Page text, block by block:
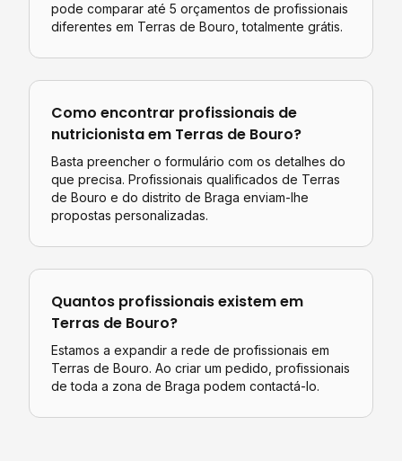
pode comparar até 5 orçamentos de profissionais
diferentes em Terras de Bouro , totalmente grátis.
Como encontrar profissionais de
nutricionistaem Terras de Bouro?
Basta preencher o formulário com os detalhes do
que precisa. Profissionais qualificados de Terras
de Bouro e do distrito de Braga enviam-lhe
propostas personalizadas.
Quantos profissionais existem em
Terras de Bouro?
Estamos a expandir a rede de profissionais em
Terras de Bouro. Ao criar um pedido, profissionais
de toda a zona de Braga podem contactá-lo.